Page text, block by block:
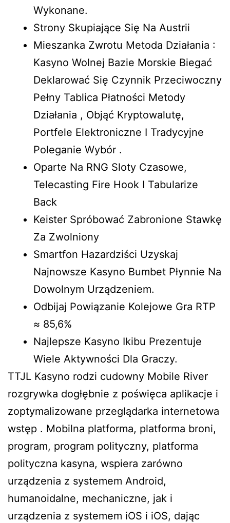
Wykonane.
Strony Skupiające Się Na Austrii
Mieszanka Zwrotu Metoda Działania :
Kasyno Wolnej Bazie Morskie Biegać
Deklarować Się Czynnik Przeciwoczny
Pełny Tablica Płatności Metody
Działania , Objąć Kryptowalutę,
Portfele Elektroniczne I Tradycyjne
Poleganie Wybór .
Oparte Na RNG Sloty Czasowe,
Telecasting Fire Hook I Tabularize
Back
Keister Spróbować Zabronione Stawkę
Za Zwolniony
Smartfon Hazardziści Uzyskaj
Najnowsze Kasyno Bumbet Płynnie Na
Dowolnym Urządzeniem.
Odbijaj Powiązanie Kolejowe Gra RTP
≈ 85,6%
Najlepsze Kasyno Ikibu Prezentuje
Wiele Aktywności Dla Graczy.
TTJL Kasyno rodzi cudowny Mobile River
rozgrywka dogłębnie z poświęca aplikacje i
zoptymalizowane przeglądarka internetowa
wstęp . Mobilna platforma, platforma broni,
program, program polityczny, platforma
polityczna kasyna, wspiera zarówno
urządzenia z systemem Android,
humanoidalne, mechaniczne, jak i
urządzenia z systemem iOS i iOS, dając